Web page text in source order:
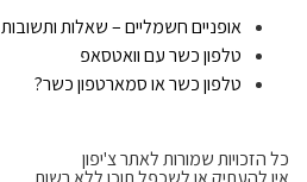
אופניים חשמליים – שאלות ותשובות
טלפון כשר עם וואטסאפ
טלפון כשר או סמארטפון כשר?
כל הזכויות שמורות לאתר צ'יפון